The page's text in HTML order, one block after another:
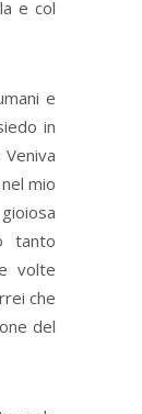
e col
e
in
mio
tanto
volte
che
del